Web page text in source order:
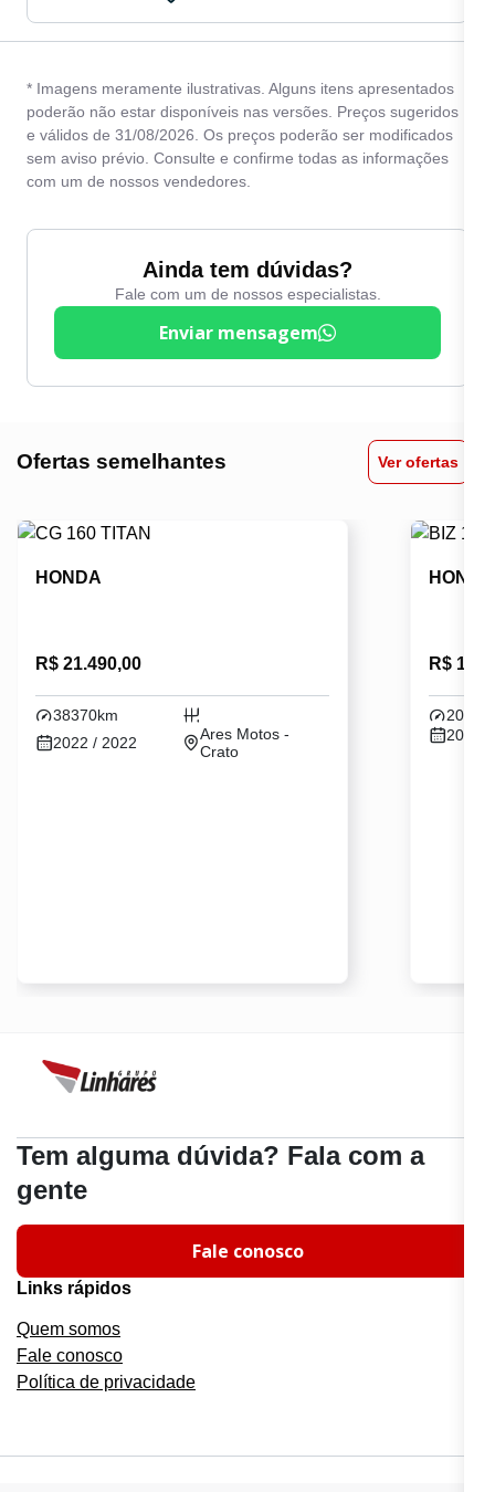
* Imagens meramente ilustrativas. Alguns itens apresentados
poderão não estar disponíveis nas versões. Preços sugeridos
e válidos de 31/08/2026. Os preços poderão ser modificados
sem aviso prévio. Consulte e confirme todas as informações
com um de nossos vendedores.
Ainda tem dúvidas?
Fale com um de nossos especialistas.
Enviar mensagem
Ofertas semelhantes Ver ofertas
HONDA
R$ 21.490,00
38370km
2022 / 2022
Ares Motos -
Crato
HONDA
R$
2021 /
Tem alguma dúvida? Fala com a
gente
Fale conosco
Links rápidos
Quem somos
Fale conosco
Política de privacidade